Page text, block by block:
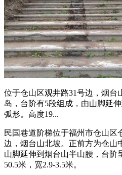
位于仓山区观井路31号边，烟台
岛，台阶有5段组成，由山脚延
弧形。高度19...
民国巷道阶梯位于福州市仓山区
边，烟台山北坡。正前方为仓山
山脚延伸到烟台山半山腰，台阶
50.5米，宽2.9-3.5米。